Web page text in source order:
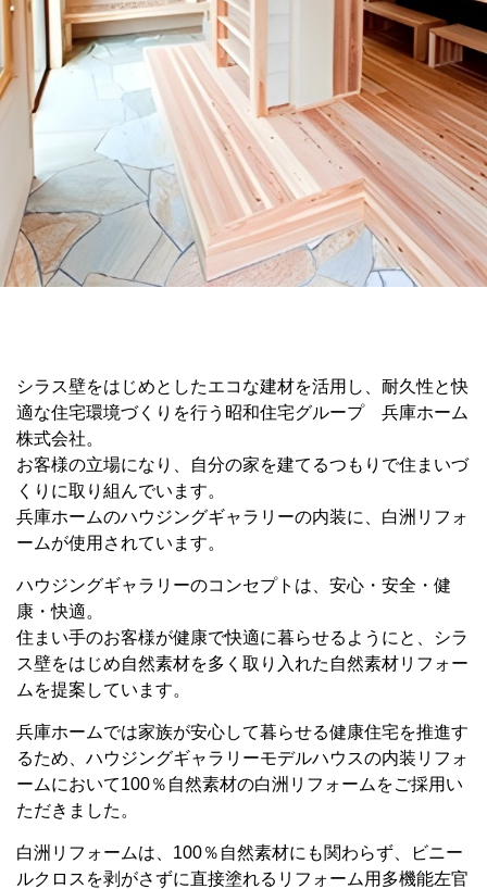
シラス壁をはじめとしたエコな建材を活用し、耐久性と快
適な住宅環境づくりを行う昭和住宅グループ 兵庫ホーム
株式会社。
お客様の立場になり、自分の家を建てるつもりで住まいづ
くりに取り組んでいます。
兵庫ホームのハウジングギャラリーの内装に、白洲リフォ
ームが使用されています。
ハウジングギャラリーのコンセプトは、安心・安全・健
康・快適。
住まい手のお客様が健康で快適に暮らせるようにと、シラ
ス壁をはじめ自然素材を多く取り入れた自然素材リフォー
ムを提案しています。
兵庫ホームでは家族が安心して暮らせる健康住宅を推進す
るため、ハウジングギャラリーモデルハウスの内装リフォ
ームにおいて100％自然素材の白洲リフォームをご採用い
ただきました。
白洲リフォームは、100％自然素材にも関わらず、ビニー
ルクロスを剥がさずに直接塗れるリフォーム用多機能左官